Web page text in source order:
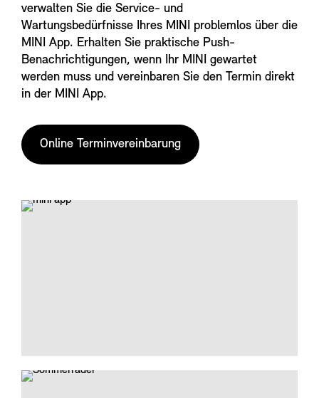
verwalten Sie die Service- und
Wartungsbedürfnisse Ihres MINI problemlos über die
MINI App. Erhalten Sie praktische Push-
Benachrichtigungen, wenn Ihr MINI gewartet
werden muss und vereinbaren Sie den Termin direkt
in der MINI App.
Online Terminvereinbarung